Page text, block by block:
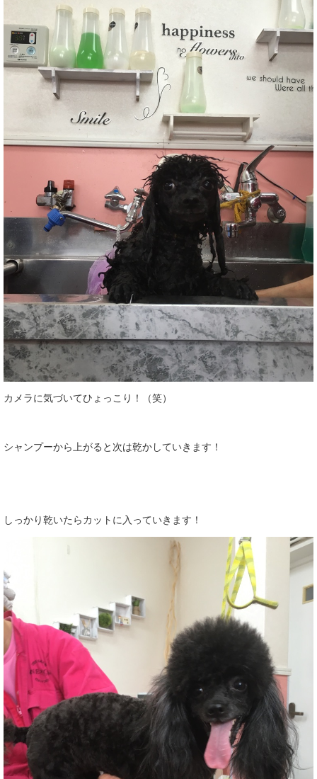
カメラに気づいてひょっこり！（笑）
シャンプーから上がると次は乾かしていきます！
しっかり乾いたらカットに入っていきます！